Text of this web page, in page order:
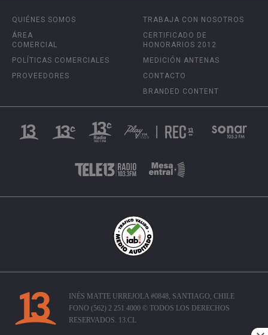
QUIÉNES SOMOS
ÁREA
COMERCIAL
POLÍTICAS COMERCIALES
PROVEEDORES
TRABAJA CON NOSOTROS
CERTIFICADO DE
HONORARIOS 2012
MEDICIÓN ANTENAS
CONTACTO
BRANDED CONTENT
INÉS MATTE URREJOLA #0848, SANTIAGO, CHILE
FONO (562) 2 251 4000 © TODOS LOS DERECHOS
RESERVADOS. 13.CL